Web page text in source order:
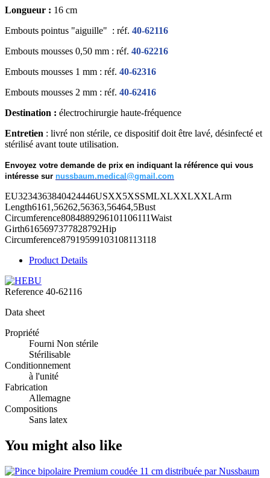
Longueur : 16 cm
Embouts pointus "aiguille" : réf. 40-62116
Embouts mousses 0,50 mm : réf. 40-62216
Embouts mousses 1 mm : réf. 40-62316
Embouts mousses 2 mm : réf. 40-62416
Destination : électrochirurgie haute-fréquence
Entretien : livré non stérile, ce dispositif doit être lavé, désinfecté et
stérilisé avant toute utilisation.
Envoyez votre demande de prix en indiquant la référence qui vous
intéresse sur nussbaum.medical@gmail.com
EU3234363840424446USXX5XSSMLXLXXLXXLArm
Length6161,56262,56363,56464,5Bust
Circumference8084889296101106111Waist
Girth6165697377828792Hip
Circumference87919599103108113118
Product Details
Reference 40-62116
Data sheet
Propriété
Fourni Non stérile
Stérilisable
Conditionnement
à l'unité
Fabrication
Allemagne
Compositions
Sans latex
You might also like